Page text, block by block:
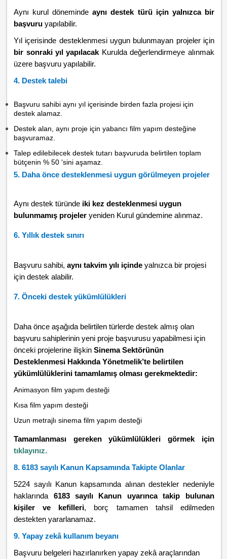
Aynı kurul dönemindeaynı destek türü için yalnızca bir
başvuru yapılabilir.
Yıl içerisinde desteklenmesi uygun bulunmayan projeler için
bir sonraki yıl yapılacak Kurulda değerlendirmeye alınmak
üzere başvuru yapılabilir.
4. Destek talebi
Başvuru sahibi aynı yıl içerisinde birden fazla projesi için
destek alamaz.
Destek alan, aynı proje için yabancı film yapım desteğine
başvuramaz.
Talep edilebilecek destek tutarı başvuruda belirtilen toplam
bütçenin % 50 'sini aşamaz.
5. Daha önce desteklenmesi uygun görülmeyen projeler
Aynı destek türünde iki kez desteklenmesi uygun
bulunmamış projeler yeniden Kurul gündemine alınmaz.
6. Yıllık destek sınırı
Başvuru sahibi,aynı takvim yılı içinde yalnızca bir projesi
için destek alabilir.
7. Önceki destek yükümlülükleri
Daha önce aşağıda belirtilen türlerde destek almış olan
başvuru sahiplerinin yeni proje başvurusu yapabilmesi için
önceki projelerine ilişkinSinema Sektörünün
Desteklenmesi Hakkında Yönetmelik’te belirtilen
yükümlülüklerini tamamlamış olması gerekmektedir:
Animasyon film yapım desteği
Kısa film yapım desteği
Uzun metrajlı sinema film yapım desteği
Tamamlanması gereken yükümlülükleri görmek için
tıklayınız.
8. 6183 sayılı Kanun Kapsamında Takipte Olanlar
5224 sayılı Kanun kapsamında alınan destekler nedeniyle
haklarında 6183 sayılı Kanun uyarınca takip bulunan
kişiler ve kefilleri, borç tamamen tahsil edilmeden
destekten yararlanamaz.
9. Yapay zekâ kullanım beyanı
Başvuru belgeleri hazırlanırken yapay zekâ araçlarından